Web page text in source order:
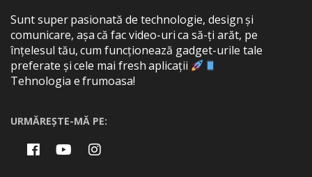
Sunt super pasionată de technologie, design și
comunicare, așa că fac video-uri ca să-ți arăt, pe
înțelesul tău, cum funcționează gadget-urile tale
preferate și cele mai fresh aplicații
Tehnologia e frumoasa!
URMĂREȘTE-MĂ PE: